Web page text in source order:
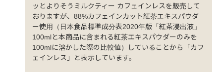
ッとよりそうミルクティー カフェインレスを販売して
おりますが、88%カフェインカット紅茶エキスパウダ
ー使用（日本食品標準成分表2020年版「紅茶浸出液」
100mlと本商品に含まれる紅茶エキスパウダーのみを
100mlに溶かした際の比較値）していることから「カフ
ェインレス」と表示しています。